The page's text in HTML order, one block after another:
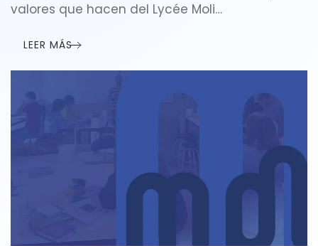
valores que hacen del Lycée Moli…
LEER MÁS